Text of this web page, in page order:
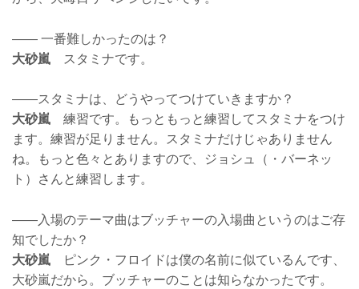
—— 一番難しかったのは？
大砂嵐 スタミナです。
——スタミナは、どうやってつけていきますか？
大砂嵐 練習です。もっともっと練習してスタミナをつけ
ます。練習が足りません。スタミナだけじゃありません
ね。もっと色々とありますので、ジョシュ（・バーネッ
ト）さんと練習します。
——入場のテーマ曲はブッチャーの入場曲というのはご存
知でしたか？
大砂嵐 ピンク・フロイドは僕の名前に似ているんです、
大砂嵐だから。ブッチャーのことは知らなかったです。